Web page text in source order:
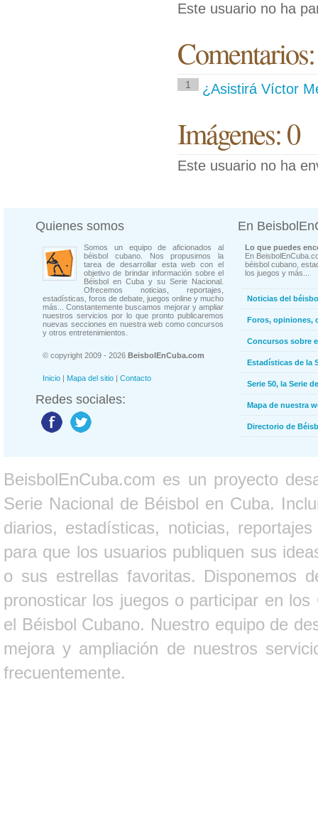
Este usuario no ha
1 ¿Asistirá Víctor
Imágenes: 0
Este usuario no ha
Quienes somos
Somos un equipo de aficionados al
béisbol cubano. Nos propusimos la
tarea de desarrollar esta web con el
objetivo de brindar información sobre el
Béisbol en Cuba y su Serie Nacional.
Ofrecemos noticias, reportajes,
estadísticas, foros de debate, juegos online y mucho
más... Constantemente buscamos mejorar y ampliar
nuestros servicios por lo que pronto publicaremos
nuevas secciones en nuestra web como concursos
y otros entretenimientos.
© copyright 2009 - 2026 BeisbolEnCuba.com
Inicio | Mapa del sitio | Contacto
Redes sociales:
En
Lo que puedes
En
béisbol cubano,
los juegos y más...
Noticias del
Foros, opiniones,
Concursos sobre
Estadísticas de la
Serie 50, la Serie
Mapa de nuestra
Directorio de
BeisbolEnCuba.com es un proyecto
Serie Nacional de Béisbol en Cuba.
diarios, estadísticas, noticias,
para que los usuarios publiquen sus
o sus estrellas favoritas. Disponemos
pronosticar los juegos o participar en
el Béisbol Cubano. Nuestro equipo de
mejora y ampliación de nuestros
frecuentemente.